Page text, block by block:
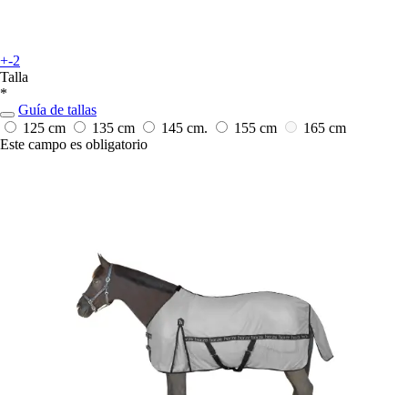
+-2
Talla
*
Guía de tallas
125 cm
135 cm 145 cm. 155 cm
165 cm
Este campo es obligatorio